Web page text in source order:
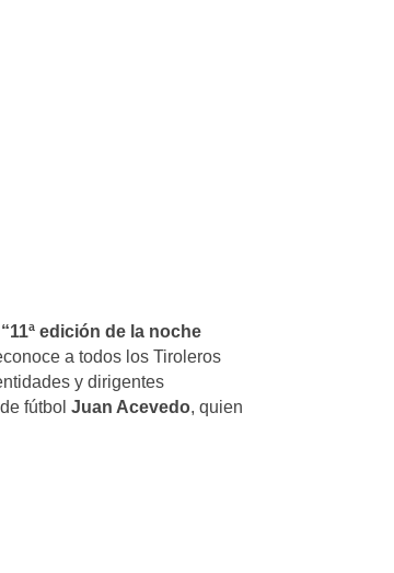
“11ª edición de la noche
a todos los Tiroleros
y dirigentes
fútbolJuan Acevedo, quien